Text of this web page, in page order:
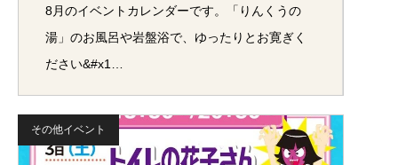
8月のイベントカレンダーです。「りんくうの
湯」のお風呂や岩盤浴で、ゆったりとお寛ぎく
ださい&#x1…
その他イベント